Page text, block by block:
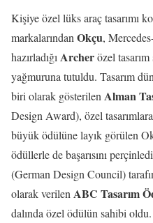
Kişiye özel lüks araç tasarımı
markalarından Okçu,
hazırladığı Archerözel
yağmuruna tutuldu. Tasarım
biri olarak gösterilen Alman
Design Award), özel
büyük ödülüne layık görülen
ödüllerle de başarısını
(German Design Council)
olarak verilen ABC Tasarım
dalında özel ödülün sahibi